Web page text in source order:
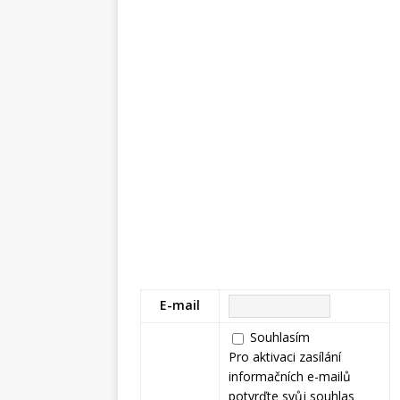
E-mail
Souhlasím
Pro aktivaci zasílání
informačních e-mailů
potvrďte svůj souhlas